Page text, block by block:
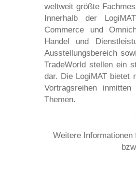
weltweit größte
Innerhalb der
Commerce und
Handel und
Ausstellungsbereich
TradeWorld stellen ein
dar. Die LogiMAT bietet
Vortragsreihen
Themen.
Weitere